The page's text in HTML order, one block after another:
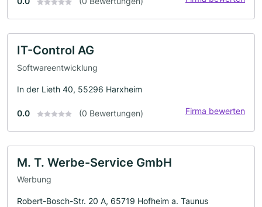
IT-Control AG
Softwareentwicklung
In der Lieth 40, 55296 Harxheim
0.0 (0 Bewertungen) Firma bewerten
M. T. Werbe-Service GmbH
Werbung
Robert-Bosch-Str. 20 A, 65719 Hofheim a. Taunus